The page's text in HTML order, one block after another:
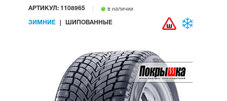
АРТИКУЛ: 1108965 в наличии
ЗИМНИЕ ШИПОВАННЫЕ